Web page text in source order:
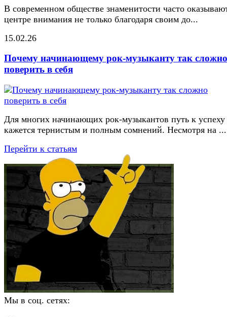
В современном обществе знаменитости часто
центре внимания не только благодаря своим до...
15.02.26
Почему начинающему рок-музыканту так сложно
поверить в себя
Для многих начинающих рок-музыкантов путь к успеху
кажется тернистым и полным сомнений. Несмотря на ...
Перейти к статьям
Мы в соц. сетях: